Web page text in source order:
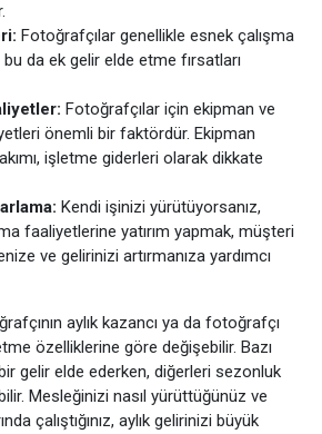
Fotoğrafçılar genellikle esnek çalışma
da ek gelir elde etme fırsatları
Fotoğrafçılar için ekipman ve
önemli bir faktördür. Ekipman
işletme giderleri olarak dikkate
Kendi işinizi yürütüyorsanız,
faaliyetlerine yatırım yapmak, müşteri
ve gelirinizi artırmanıza yardımcı
aylık kazancı ya da fotoğrafçı
özelliklerine göre değişebilir. Bazı
gelir elde ederken, diğerleri sezonluk
Mesleğinizi nasıl yürüttüğünüz ve
çalıştığınız, aylık gelirinizi büyük